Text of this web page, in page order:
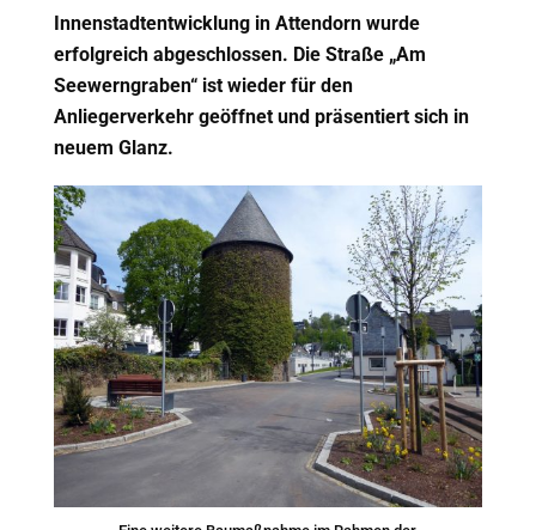
Innenstadtentwicklung in Attendorn wurde
erfolgreich abgeschlossen. Die Straße „Am
Seewerngraben“ ist wieder für den
Anliegerverkehr geöffnet und präsentiert sich in
neuem Glanz.